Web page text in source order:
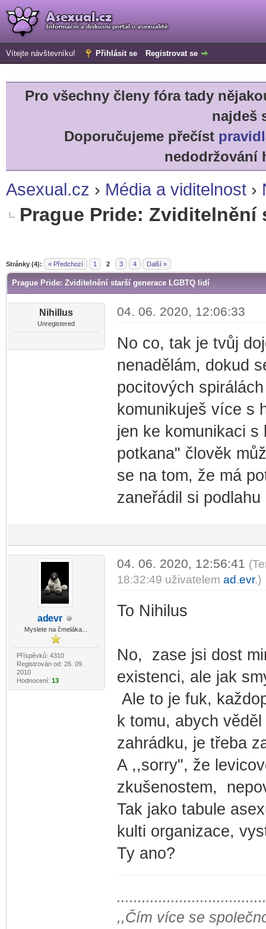
Vítejte návštevníku! Přihlásit se Registrovat se
Pro všechny členy fóra tady
najdeš
Doporučujeme přečíst
nedodržování
Asexual.cz › Média a viditelnost ›
Prague Pride: Zviditelnění
Stránky (4): « Předchozí 1 2 3 4 Další »
Prague Pride: Zviditelnění starší generace LGBTQ lidí
Nihillus
Unregistered
04. 06. 2020, 12:06:33
No co, tak je tvůj
nenadělám, dokud
pocitových
komunikuješ více s
jen ke komunikaci s
potkana" člověk
se na tom, že má
zaneřádil si
adevr
Myslete na čmeláka...
Příspěvků: 4310
Registrován od: 26. 09.
2010
Hodnocení: 13
04. 06. 2020, 12:56:41
18:32:49 uživatelem ad evr.)
To Nihilus
No, zase jsi dost
existenci, ale jak
Ale to je fuk,
k tomu, abych
zahrádku, je třeba
A ,,sorry", že
zkušenostem,
Tak jako tabule
kulti organizace,
Ty ano?
,,Čím více se